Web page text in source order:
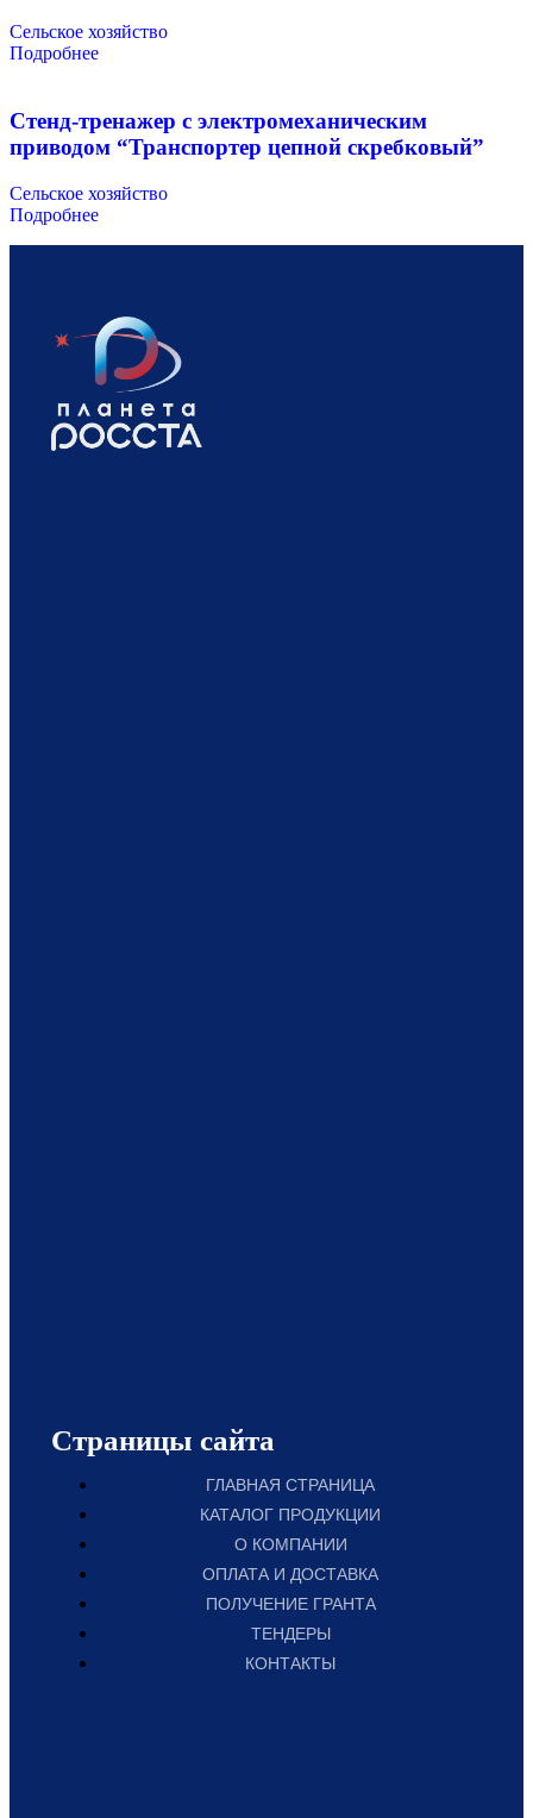
Сельское хозяйство
Подробнее
Стенд-тренажер с электромеханическим
приводом “Транспортер цепной скребковый”
Сельское хозяйство
Подробнее
Страницы сайта
ГЛАВНАЯ СТРАНИЦА
КАТАЛОГ ПРОДУКЦИИ
О КОМПАНИИ
ОПЛАТА И ДОСТАВКА
ПОЛУЧЕНИЕ ГРАНТА
ТЕНДЕРЫ
КОНТАКТЫ